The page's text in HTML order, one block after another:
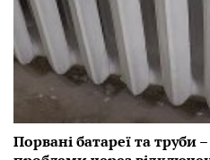
Порвані батареї та труби